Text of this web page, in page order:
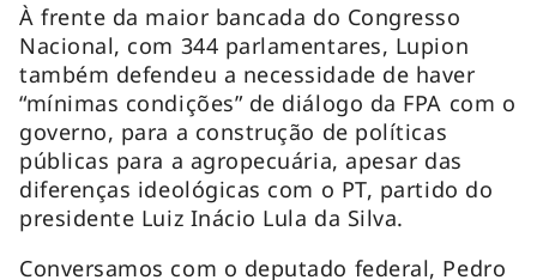
À frente da maior bancada do Congresso
Nacional, com 344 parlamentares, Lupion
também defendeu a necessidade de haver
“mínimas condições” de diálogo da FPA com o
governo, para a construção de políticas
públicas para a agropecuária, apesar das
diferenças ideológicas com o PT, partido do
presidente Luiz Inácio Lula da Silva.
Conversamos com o deputado federal, Pedro